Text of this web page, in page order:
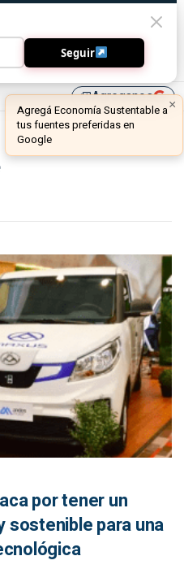
library_addAgreganos
por tener un
para una
Seguir